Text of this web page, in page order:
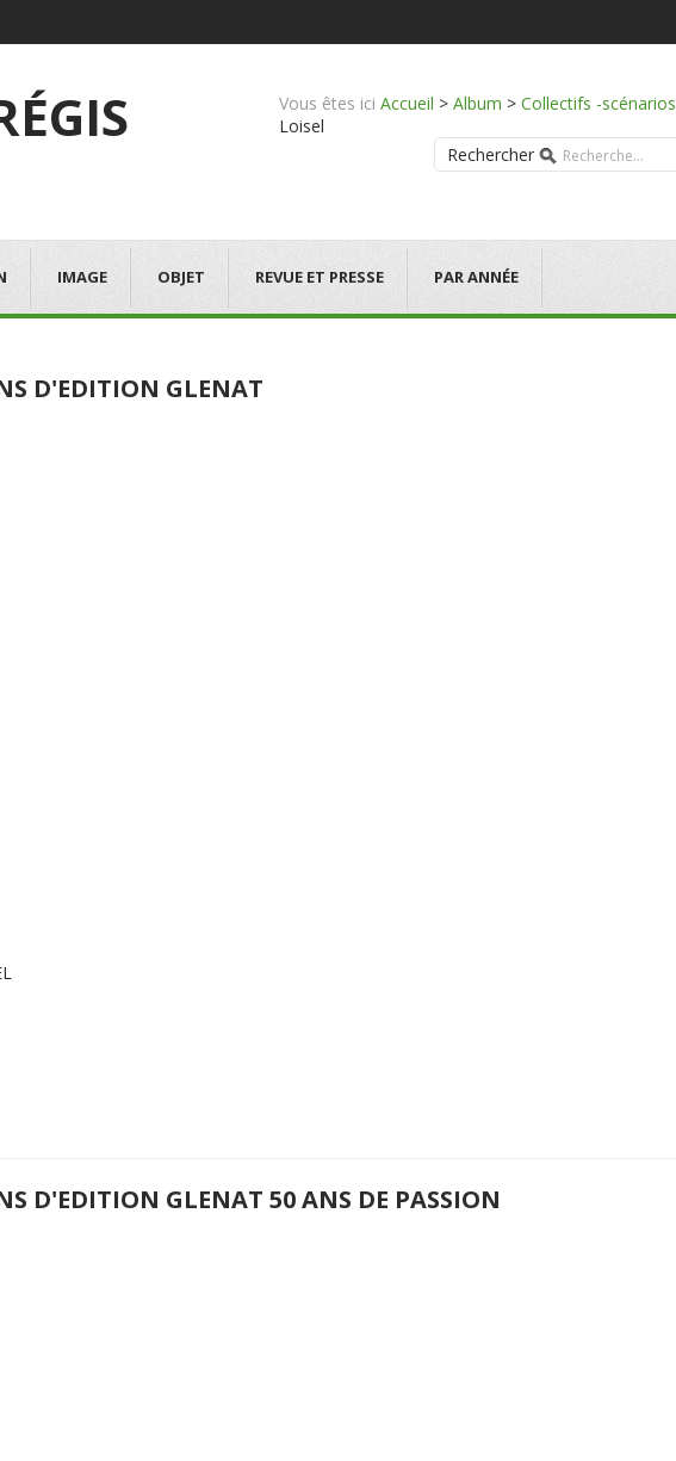
Vous êtes ici Accueil > Album > Collectifs -scénarios
Loisel
Rechercher
IMAGE OBJET REVUE ET PRESSE PAR ANNÉE
D'EDITION GLENAT
D'EDITION GLENAT 50 ANS DE PASSION